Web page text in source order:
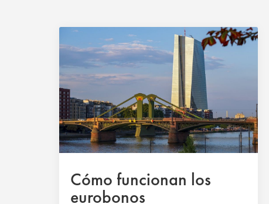
Cómo funcionan los
eurobonos